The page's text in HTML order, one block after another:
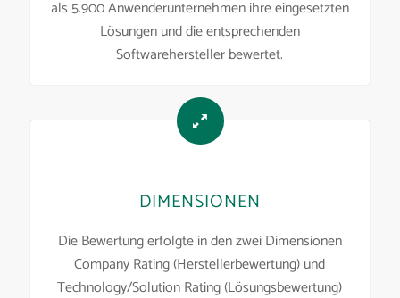
als 5.900 Anwenderunternehmen ihre eingesetzten
Lösungen und die entsprechenden
Softwarehersteller bewertet.
DIMENSIONEN
Die Bewertung erfolgte in den zwei Dimensionen
Company Rating (Herstellerbewertung) und
Technology/Solution Rating (Lösungsbewertung)